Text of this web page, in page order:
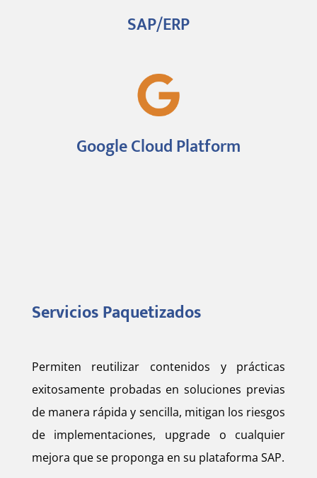
SAP/ERP
Google Cloud Platform
Servicios Paquetizados
Permiten reutilizar contenidos y prácticas
exitosamente probadas en soluciones previas
de manera rápida y sencilla, mitigan los riesgos
de implementaciones, upgrade o cualquier
mejora que se proponga en su plataforma SAP.